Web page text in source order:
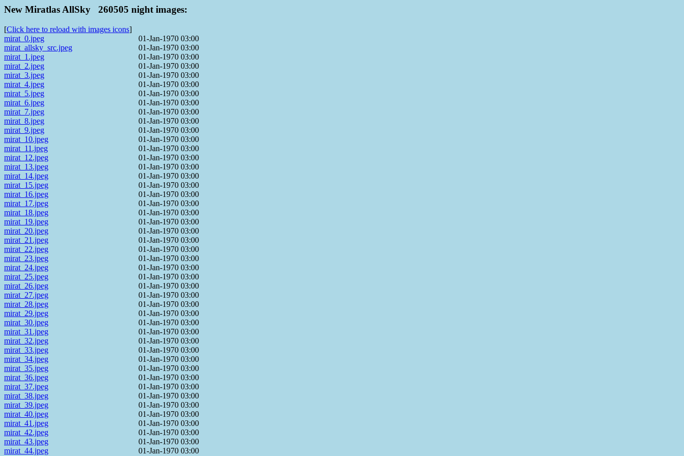
New Miratlas AllSky 260505 night images:
[Click here to reload with images icons]
mirat_0.jpeg
01-Jan-1970 03:00
mirat_allsky_src.jpeg
01-Jan-1970 03:00
mirat_1.jpeg
01-Jan-1970 03:00
mirat_2.jpeg
01-Jan-1970 03:00
mirat_3.jpeg
01-Jan-1970 03:00
mirat_4.jpeg
01-Jan-1970 03:00
mirat_5.jpeg
01-Jan-1970 03:00
mirat_6.jpeg
01-Jan-1970 03:00
mirat_7.jpeg
01-Jan-1970 03:00
mirat_8.jpeg
01-Jan-1970 03:00
mirat_9.jpeg
01-Jan-1970 03:00
mirat_10.jpeg
01-Jan-1970 03:00
mirat_11.jpeg
01-Jan-1970 03:00
mirat_12.jpeg
01-Jan-1970 03:00
mirat_13.jpeg
01-Jan-1970 03:00
mirat_14.jpeg
01-Jan-1970 03:00
mirat_15.jpeg
01-Jan-1970 03:00
mirat_16.jpeg
01-Jan-1970 03:00
mirat_17.jpeg
01-Jan-1970 03:00
mirat_18.jpeg
01-Jan-1970 03:00
mirat_19.jpeg
01-Jan-1970 03:00
mirat_20.jpeg
01-Jan-1970 03:00
mirat_21.jpeg
01-Jan-1970 03:00
mirat_22.jpeg
01-Jan-1970 03:00
mirat_23.jpeg
01-Jan-1970 03:00
mirat_24.jpeg
01-Jan-1970 03:00
mirat_25.jpeg
01-Jan-1970 03:00
mirat_26.jpeg
01-Jan-1970 03:00
mirat_27.jpeg
01-Jan-1970 03:00
mirat_28.jpeg
01-Jan-1970 03:00
mirat_29.jpeg
01-Jan-1970 03:00
mirat_30.jpeg
01-Jan-1970 03:00
mirat_31.jpeg
01-Jan-1970 03:00
mirat_32.jpeg
01-Jan-1970 03:00
mirat_33.jpeg
01-Jan-1970 03:00
mirat_34.jpeg
01-Jan-1970 03:00
mirat_35.jpeg
01-Jan-1970 03:00
mirat_36.jpeg
01-Jan-1970 03:00
mirat_37.jpeg
01-Jan-1970 03:00
mirat_38.jpeg
01-Jan-1970 03:00
mirat_39.jpeg
01-Jan-1970 03:00
mirat_40.jpeg
01-Jan-1970 03:00
mirat_41.jpeg
01-Jan-1970 03:00
mirat_42.jpeg
01-Jan-1970 03:00
mirat_43.jpeg
01-Jan-1970 03:00
mirat_44.jpeg
01-Jan-1970 03:00